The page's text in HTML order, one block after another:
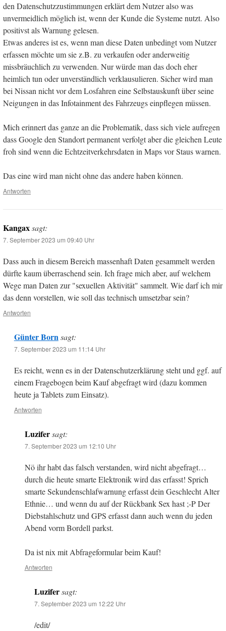
den Datenschutzzustimmungen erklärt dem Nutzer also was
unvermeidlich möglich ist, wenn der Kunde die Systeme nutzt. Also
positivst als Warnung gelesen.
Etwas anderes ist es, wenn man diese Daten unbedingt vom Nutzer
erfassen möchte um sie z.B. zu verkaufen oder anderweitig
missbräuchlich zu verwenden. Nur würde man das doch eher
heimlich tun oder unverständlich verklausulieren. Sicher wird man
bei Nissan nicht vor dem Losfahren eine Selbstauskunft über seine
Neigungen in das Infotainment des Fahrzeugs einpflegen müssen.
Mich erinnert das ganze an die Problematik, dass sich viele aufregen
dass Google den Standort permanent verfolgt aber die gleichen Leute
froh sind wenn die Echtzeitverkehrsdaten in Maps vor Staus warnen.
Das eine wird man nicht ohne das andere haben können.
Antworten
Kangaxsagt:
7. September 2023 um 09:40 Uhr
Dass auch in diesem Bereich massenhaft Daten gesammelt werden
dürfte kaum überraschend sein. Ich frage mich aber, auf welchem
Wege man Daten zur "sexuellen Aktivität" sammelt. Wie darf ich mir
das denn vorstellen, wie soll das technisch umsetzbar sein?
Antworten
Günter Born sagt:
7. September 2023 um 11:14 Uhr
Es reicht, wenn es in der Datenschutzerklärung steht und ggf. auf
einem Fragebogen beim Kauf abgefragt wird (dazu kommen
heute ja Tablets zum Einsatz).
Antworten
Luzifer sagt:
7. September 2023 um 12:10 Uhr
Nö ihr habt das falsch verstanden, wird nicht abgefragt…
durch die heute smarte Elektronik wird das erfasst! Sprich
smarte Sekundenschlafwarnung erfasst dein Geschlecht Alter
Ethnie… und wenn du auf der Rückbank Sex hast ;-P Der
Diebstahlschutz und GPS erfasst dann auch wenn du jeden
Abend vorm Bordell parkst.
Da ist nix mit Abfrageformular beim Kauf!
Antworten
Luzifersagt:
7. September 2023 um 12:22 Uhr
/edit/